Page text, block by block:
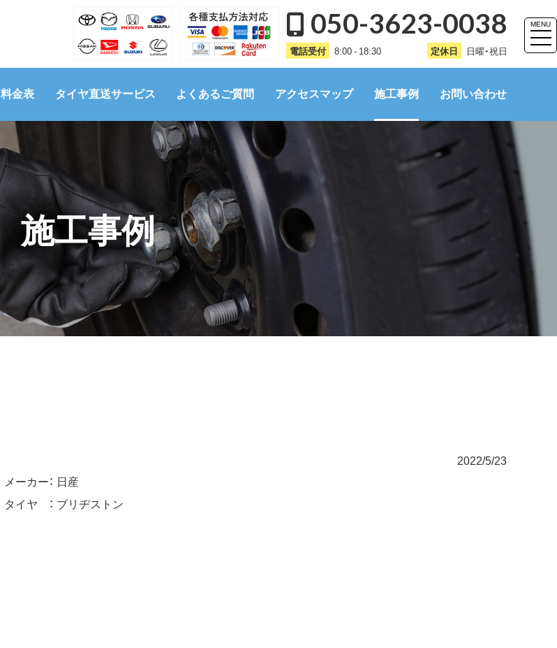
050-3623-0038
電話受付 8:00 - 18:30 定休日 日曜・祝日
MENU
料金表 タイヤ直送サービス よくあるご質問 アクセスマップ 施工事例 お問い合わせ
施工事例
2022/5/23
メーカー： 日産
タイヤ ： ブリヂストン